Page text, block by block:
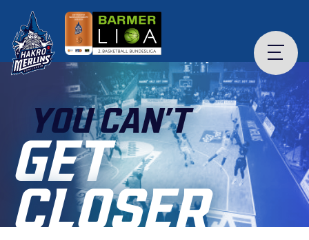
content
YOU CAN’T
GET
CLOSER